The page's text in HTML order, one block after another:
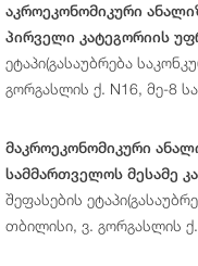
აკროეკონომიკური
პირველი კატეგორიის
ეტაპი(გასაუბრება
გორგასლის ქ. N16, მე-8
მაკროეკონომიკური
სამმართველოს მესამე
შეფასების
თბილისი, ვ. გორგასლის